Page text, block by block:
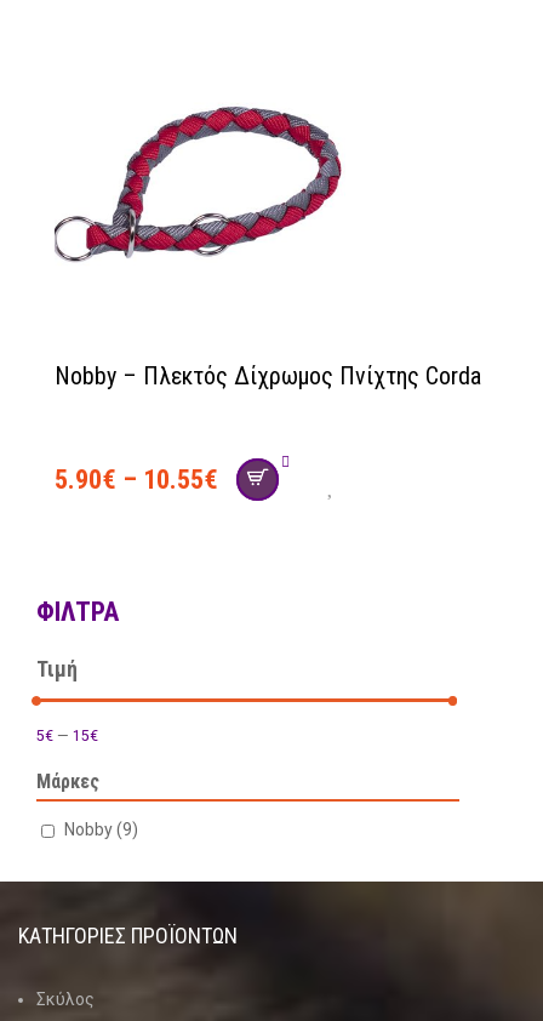
Nobby – Πλεκτός Δίχρωμος Πνίχτης Corda
5.90€ – 10.55€
ΦΊΛΤΡΑ
Τιμή
5€ — 15€
Μάρκες
Nobby(9)
ΚΑΤΗΓΟΡΊΕΣ ΠΡΟΪΌΝΤΩΝ
Σκύλος